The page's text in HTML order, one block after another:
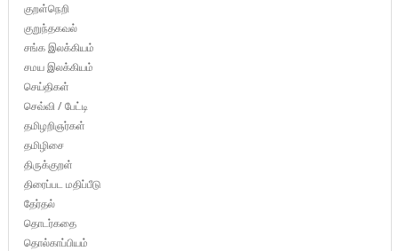
குறள்நெறி
குறுந்தகவல்
சங்க இலக்கியம்
சமய இலக்கியம்
செய்திகள்
செவ்வி / பேட்டி
தமிழறிஞர்கள்
தமிழிசை
திருக்குறள்
திரைப்பட மதிப்பீடு
தேர்தல்
தொடர்கதை
தொல்காப்பியம்